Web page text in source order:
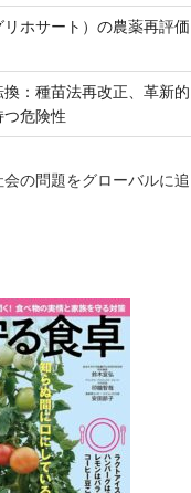
ホサート）の農薬再評価
：種苗法再改正、革新的
つ危険性
の問題をグローバルに追